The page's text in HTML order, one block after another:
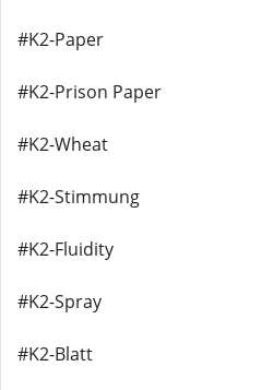
#K2-Paper
#K2-Prison Paper
#K2-Wheat
#K2-Stimmung
#K2-Fluidity
#K2-Spray
#K2-Blatt